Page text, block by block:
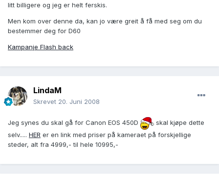
litt billigere og jeg er helt ferskis.
Men kom over denne da, kan jo være greit å få med seg om du
bestemmer deg for D60
Kampanje Flash back
LindaM
Skrevet 20. Juni 2008
Jeg synes du skal gå for Canon EOS 450D
skal kjøpe dette
selv..... HER er en link med priser på kameraet på forskjellige
steder, alt fra 4999,- til hele 10995,-